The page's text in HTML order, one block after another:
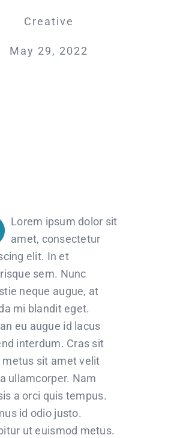
Creative
May 29, 2022
Lorem ipsum dolor sit
amet, consectetur
elit. In et
sem. Nunc
neque augue, at
mi blandit eget.
eu augue id lacus
interdum. Cras sit
metus sit amet velit
ullamcorper. Nam
a orci quis tempus.
id odio justo.
ut euismod metus.